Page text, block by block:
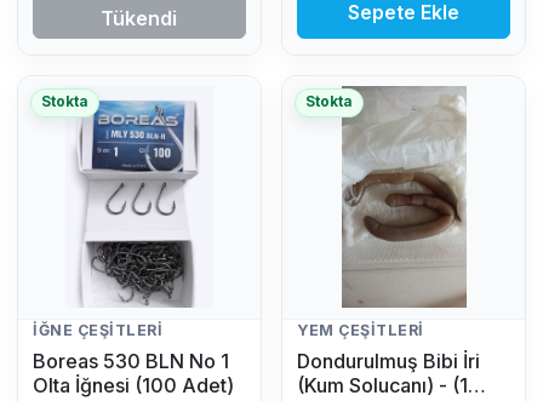
Tükendi Sepete Ekle
Stokta
İĞNE ÇEŞITLERI
Boreas 530 BLN No 1
Olta İğnesi (100 Adet)
Stokta
YEM ÇEŞITLERI
Dondurulmuş Bibi İri
(Kum Solucanı) - (1